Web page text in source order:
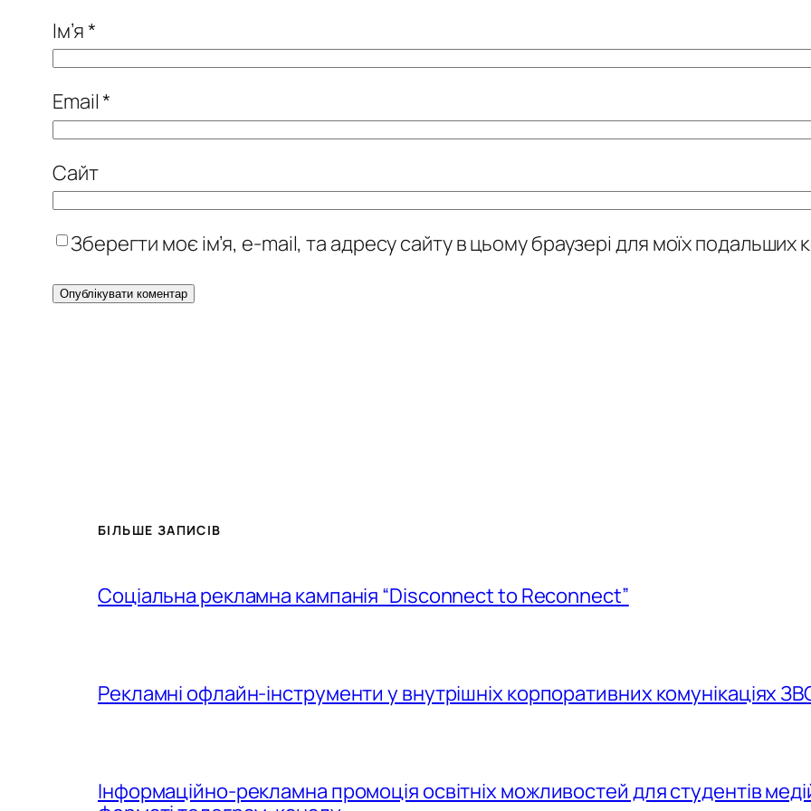
Ім’я*
Email*
Сайт
Зберегти моє ім’я, e-mail, та адресу сайту в цьому браузері для моїх подальших
БІЛЬШЕ ЗАПИСІВ
Соціальна рекламна кампанія “Disconnect to Reconnect”
Рекламні офлайн-інструменти у внутрішніх корпоративних комунікаціях
Інформаційно-рекламна промоція освітніх можливостей для студентів